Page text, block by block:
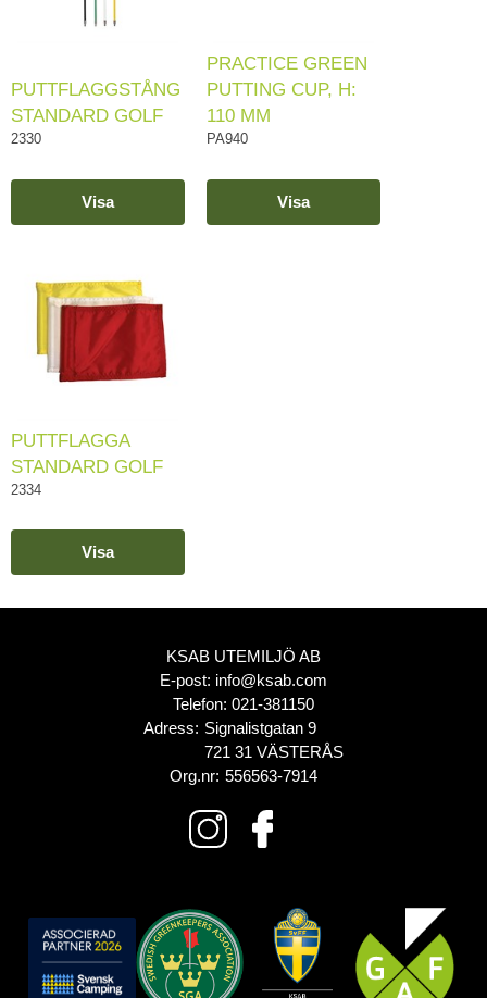
PUTTFLAGGSTÅNG
STANDARD GOLF
2330
Visa
PRACTICE GREEN
PUTTING CUP, H:
110 MM
PA940
Visa
PUTTFLAGGA
STANDARD GOLF
2334
Visa
KSAB UTEMILJÖ AB
E-post: info@ksab.com
Telefon: 021-381150
Adress: Signalistgatan 9
721 31 VÄSTERÅS
Org.nr: 556563-7914